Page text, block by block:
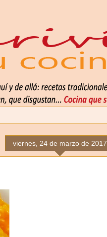
viernes, 24 de marzo de 2017